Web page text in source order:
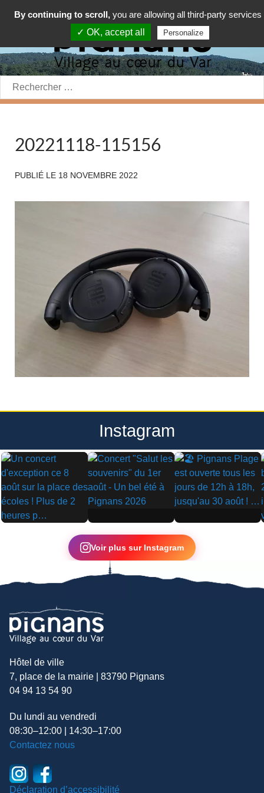
Rechercher:
20221118-115156
PUBLIÉ LE 18 NOVEMBRE 2022
Instagram
▶
▶ ▶
Voir plus sur Instagram
Hôtel de ville
7, place de la mairie | 83790 Pignans
04 94 13 54 90
Du lundi au vendredi
08:30–12:00 | 14:30–17:00
Contactez nous
Déclaration d’accessibilité
By continuing to scroll, you are allowing all third-party services
✓ OK, accept all
Personalize